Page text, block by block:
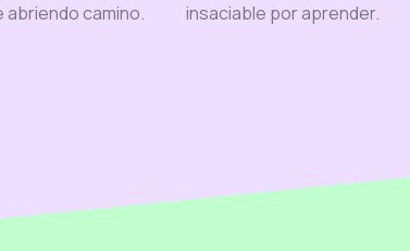
abriendo camino.
insaciable por aprender.